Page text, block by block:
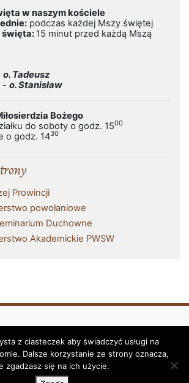
w naszym kościele
podczas każdej Mszy świętej
święta: 15 minut przed każdą Mszą
o. Tadeusz
- o. Stanisław
Bożego
do soboty o godz. 1500
o godz. 1430
Prowincji
powołaniowe
Duchowne
Akademickie PWSW
Franciszkanów - OFM
Przemyślu © 2026
z ciasteczek aby świadczyć usługi na
Dalsze korzystanie ze strony oznacza,
zgadzasz się na ich użycie.